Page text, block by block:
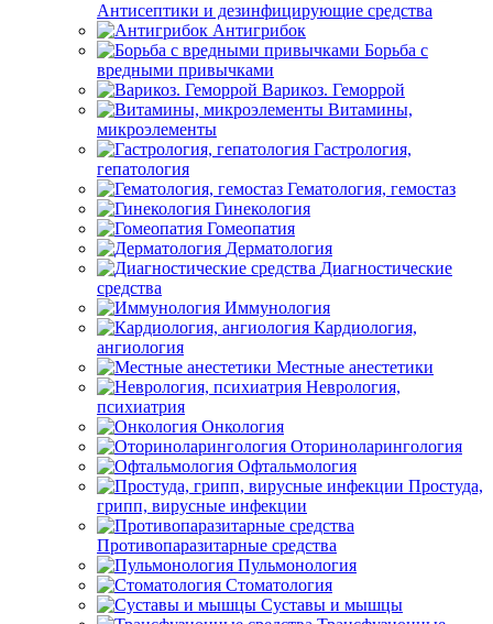
Антисептики и дезинфицирующие средства
Антигрибок
Борьба с
вредными привычками
Варикоз. Геморрой
Витамины,
микроэлементы
Гастрология,
гепатология
Гематология, гемостаз
Гинекология
Гомеопатия
Дерматология
Диагностические
средства
Иммунология
Кардиология,
ангиология
Местные анестетики
Неврология,
психиатрия
Онкология
Оториноларингология
Офтальмология
Простуда,
грипп, вирусные инфекции
Противопаразитарные средства
Пульмонология
Стоматология
Суставы и мышцы